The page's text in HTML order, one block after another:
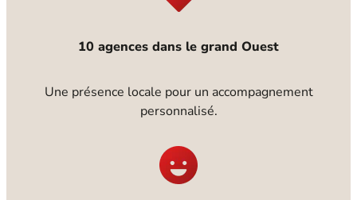
10 agences dans le grand Ouest
Une présence locale pour un accompagnement
personnalisé.